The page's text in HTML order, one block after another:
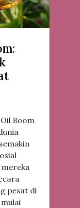
Boom
pesat di